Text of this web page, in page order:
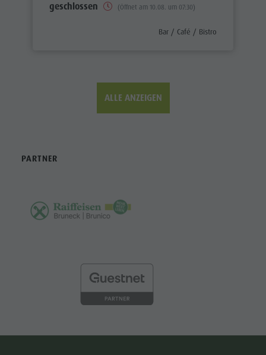
geschlossen (Öffnet am 10.08. um 07:30)
aria.poi_category_prefix
Bar / Café / Bistro
ALLE ANZEIGEN
PARTNER